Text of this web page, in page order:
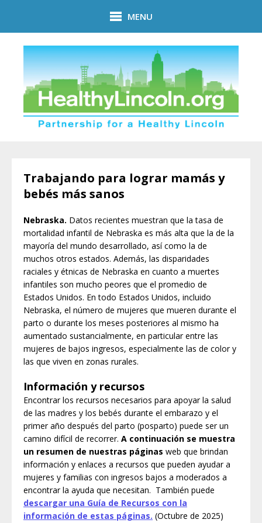
MENU
Trabajando para lograr mamás y
bebés más sanos
Nebraska. Datos recientes muestran que la tasa de
mortalidad infantil de Nebraska es más alta que la de la
mayoría del mundo desarrollado, así como la de
muchos otros estados. Además, las disparidades
raciales y étnicas de Nebraska en cuanto a muertes
infantiles son mucho peores que el promedio de
Estados Unidos. En todo Estados Unidos, incluido
Nebraska, el número de mujeres que mueren durante el
parto o durante los meses posteriores al mismo ha
aumentado sustancialmente, en particular entre las
mujeres de bajos ingresos, especialmente las de color y
las que viven en zonas rurales.
Información y recursos
Encontrar los recursos necesarios para apoyar la salud
de las madres y los bebés durante el embarazo y el
primer año después del parto (posparto) puede ser un
camino difícil de recorrer. A continuación se muestra
un resumen de nuestras páginas web que brindan
información y enlaces a recursos que pueden ayudar a
mujeres y familias con ingresos bajos a moderados a
encontrar la ayuda que necesitan. También puede
descargar una Guía de Recursos con la
información de estas páginas. (Octubre de 2025)